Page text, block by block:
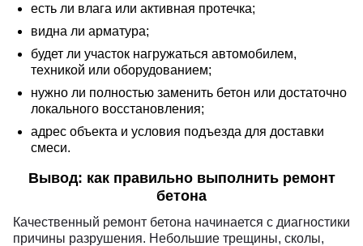
есть ли влага или активная протечка;
видна ли арматура;
будет ли участок нагружаться автомобилем,
техникой или оборудованием;
нужно ли полностью заменить бетон или достаточно
локального восстановления;
адрес объекта и условия подъезда для доставки
смеси.
Вывод: как правильно выполнить ремонт
бетона
Качественный ремонт бетона начинается с диагностики
причины разрушения. Небольшие трещины, сколы,